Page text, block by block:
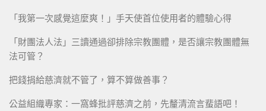
「我第一次感覺這麼爽！」手天使首位使用者的體驗心得
「財團法人法」三讀通過卻排除宗教團體，是否讓宗教團體無
法可管？
把錢捐給慈濟就不管了，算不算做善事？
公益組織專家：一窩蜂批評慈濟之前，先釐清流言蜚語吧！